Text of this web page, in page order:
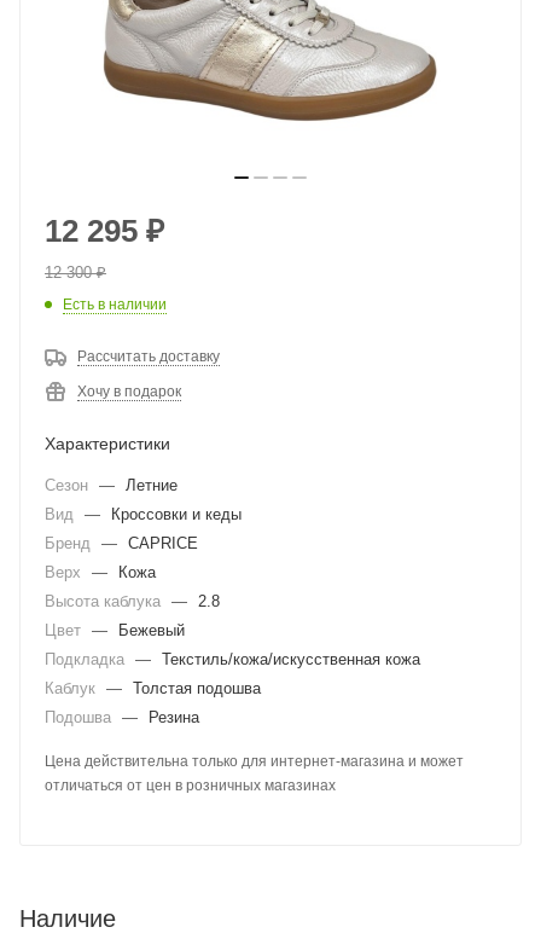
12 295 ₽
12 300₽
Есть в наличии
Рассчитать доставку
Хочу в подарок
Характеристики
Сезон —
Летние
Вид
—
Кроссовки и кеды
Бренд
— CAPRICE
Верх
—
Кожа
Высота каблука —
2.8
Цвет —
Бежевый
Подкладка — Текстиль/кожа/искусственная кожа
Каблук — Толстая подошва
Подошва — Резина
Цена действительна только для интернет-магазина и может
отличаться от цен в розничных магазинах
Наличие